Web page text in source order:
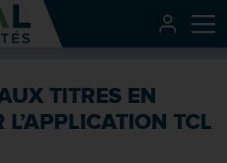
TITRES EN
L’APPLICATION TCL